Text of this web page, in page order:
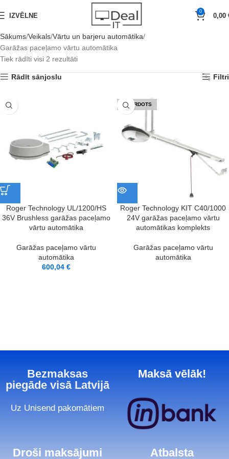
IZVĒLNE
0
0,00
Sākums Veikals Vārtu un barjeru automātika
Garāžas paceļamo vārtu automātika
Tiek rādīti visi 2 rezultāti
Rādīt sānjoslu Filtri
Roger Technology UL/1200/HS
36V Brushless garāžas paceļamo
vārtu automātika
Garāžas paceļamo vārtu
automātika
600,04 €
IZPĀRDOTS
Roger Technology KIT C40/1000
24V garāžas paceļamo vārtu
automātikas komplekts
Garāžas paceļamo vārtu
automātika
Bezmaksas
piegāde visā Latvijā
Uz Unisend pakomātiem
Maksā vēlāk!
Droši maksājumi Atbalsta